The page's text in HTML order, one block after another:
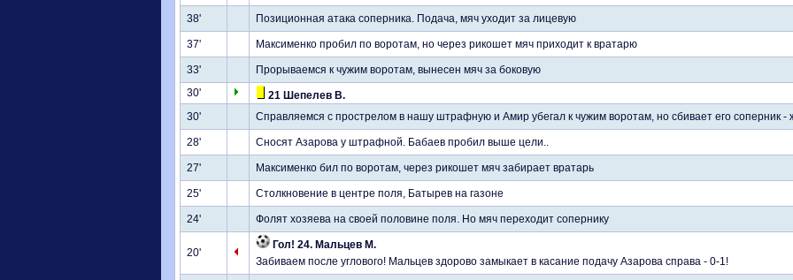
38' Позиционная атака соперника. Подача, мяч уходит за лицевую
37' Максименко пробил по воротам, но через рикошет мяч приходит к вратарю
33'
Прорываемся к чужим воротам, вынесен мяч за боковую
30'
21 Шепелев В.
30'
Справляемся с прострелом в нашу штрафную и Амир убегал к чужим воротам, но сбивает его соперник -
28' Сносят Азарова у штрафной. Бабаев пробил выше цели..
27' Максименко бил по воротам, через рикошет мяч забирает вратарь
25' Столкновение в центре поля, Батырев на газоне
24' Фолят хозяева на своей половине поля. Но мяч переходит сопернику
20'
Гол! 24. Мальцев М.
Забиваем после углового! Мальцев здорово замыкает в касание подачу Азарова справа - 0-1!